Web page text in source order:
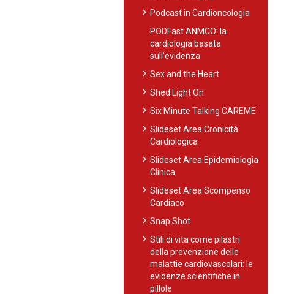
chevron_rightPodcast in Cardioncologia
PODFast ANMCO: la
cardiologia basata
sull'evidenza
chevron_rightSex and the Heart
chevron_rightShed Light On
chevron_rightSix Minute Talking CAREME
chevron_rightSlideset Area Cronicità
Cardiologica
chevron_rightSlideset Area Epidemiologia
Clinica
chevron_rightSlideset Area Scompenso
Cardiaco
chevron_rightSnap Shot
chevron_rightStili di vita come pilastri
della prevenzione delle
malattie cardiovascolari: le
evidenze scientifiche in
pillole